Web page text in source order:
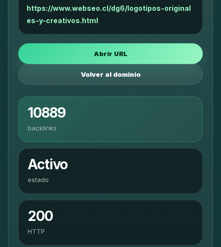
https://www.webseo.cl/dg6/logotipos-original
es-y-creativos.html
Abrir URL
Volver al dominio
10889
backlinks
Activo
estado
200
HTTP